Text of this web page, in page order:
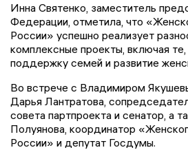
Инна Святенко, заместитель
Федерации, отметила, что
России» успешно реализует
комплексные проекты, включая
поддержку семей и развитие
Во встрече с Владимиром
Дарья Лантратова,
совета партпроекта и сенатор, а
Полуянова, координатор
России» и депутат Госдумы.